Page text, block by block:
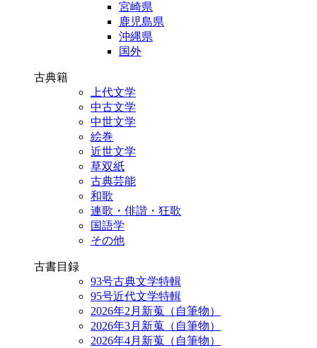
宮崎県
鹿児島県
沖縄県
国外
古典籍
上代文学
中古文学
中世文学
絵巻
近世文学
草双紙
古典芸能
和歌
連歌・俳諧・狂歌
国語学
その他
古書目録
93号古典文学特輯
95号近代文学特輯
2026年2月新蒐（自筆物）
2026年3月新蒐（自筆物）
2026年4月新蒐（自筆物）